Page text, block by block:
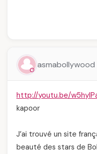
asmabollywood
http://youtu.be/
kapoor
J’ai trouvé un site
beauté des stars de